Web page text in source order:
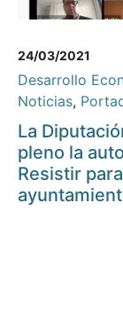
24/03/2021
Desarrollo
Noticias,
La
pleno la
Resistir